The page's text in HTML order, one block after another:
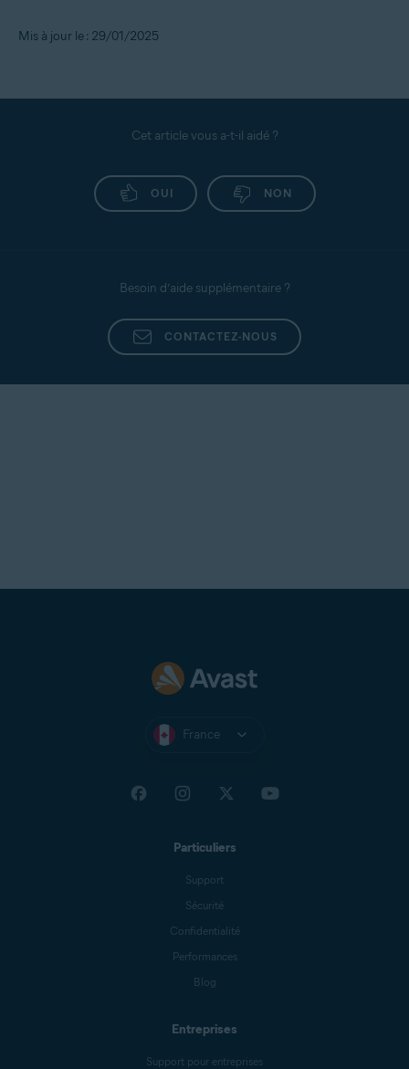
Mis à jour le : 29/01/2025
Cet article vous a-t-il aidé ?
OUI NON
Besoin d’aide supplémentaire ?
CONTACTEZ-NOUS
France
Particuliers
Support
Sécurité
Confidentialité
Performances
Blog
Entreprises
Support pour entreprises